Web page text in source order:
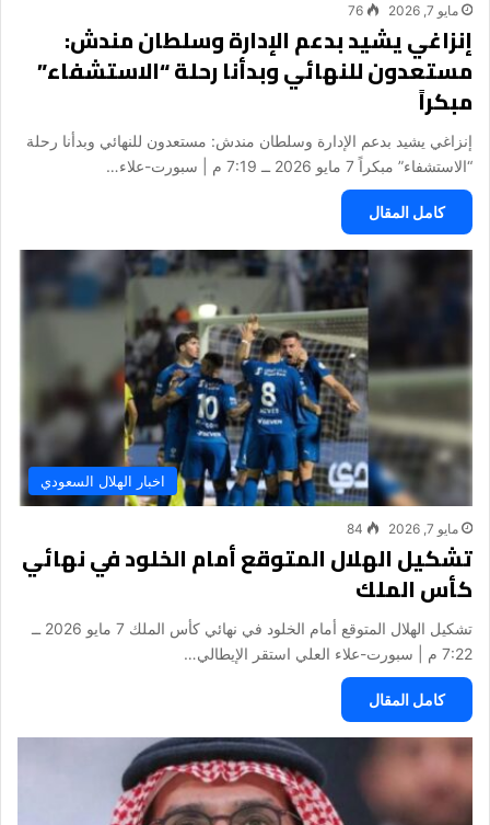
مايو 7, 2026 76
إنزاغي يشيد بدعم الإدارة وسلطان مندش:
مستعدون للنهائي وبدأنا رحلة “الاستشفاء”
مبكراً
إنزاغي يشيد بدعم الإدارة وسلطان مندش: مستعدون للنهائي وبدأنا رحلة
“الاستشفاء” مبكراً 7 مايو 2026 ــ 7:19 م | سبورت-علاء…
كامل المقال
اخبار الهلال السعودي
مايو 7, 2026 84
تشكيل الهلال المتوقع أمام الخلود في نهائي
كأس الملك
تشكيل الهلال المتوقع أمام الخلود في نهائي كأس الملك 7 مايو 2026 ــ
7:22 م | سبورت-علاء العلي استقر الإيطالي…
كامل المقال